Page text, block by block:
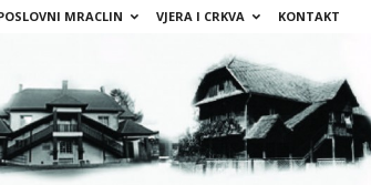
MRACLIN VJERA I CRKVA KONTAKT